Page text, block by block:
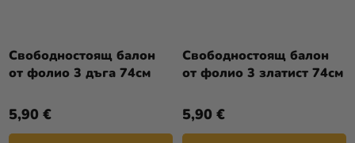
Свободностоящ балон
от фолио 3 дъга 74см
5,90 €
Свободностоящ балон
от фолио 3 златист 74см
5,90 €